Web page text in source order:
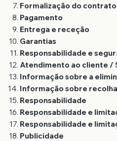
Formalização do
Pagamento
Entrega e receção
Garantias
Responsabilidade e
Atendimento ao cliente /
Informação sobre a
Informação sobre
Responsabilidade
Responsabilidade e
Responsabilidade e
Publicidade